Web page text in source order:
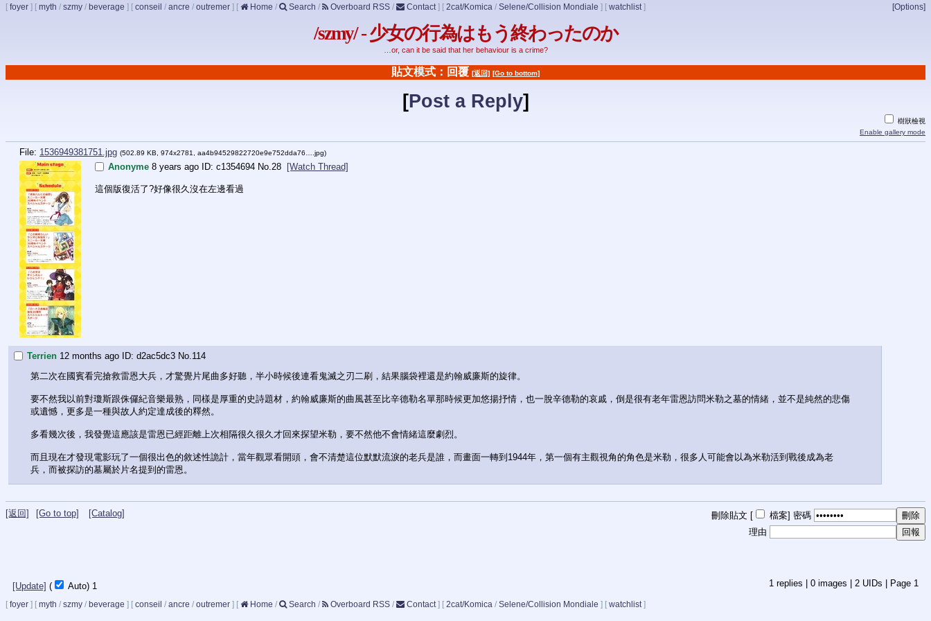
[ foyer ] [ myth / szmy / beverage ] [ conseil / ancre / outremer ] [ Home / Search / Overboard RSS / Contact] [ 2cat/Komica / Selene/Collision Mondiale ] [Options]
[ watchlist]
/szmy/ - 少女の行為はもう終わったのか
…or, can it be said that her behaviour is a crime?
貼文模式：回覆 [返回] [Go to bottom]
[Post a Reply]
樹狀檢視
Enable gallery mode
File: 1536949381751.jpg (502.89 KB, 974x2781, aa4b94529822720e9e752dda76….jpg)
Anonyme 8 years ago c1354694 No.28 [Watch Thread]
這個版復活了?好像很久沒在左邊看過
Terrien 12 months ago d2ac5dc3 No. 114
第二次在國賓看完搶救雷恩大兵，才驚覺片尾曲多好聽，半小時候後連看鬼滅之刃二刷，結果腦袋裡還是約翰威廉斯的旋律。
要不然我以前對瓊斯跟侏儸紀音樂最熟，同樣是厚重的史詩題材，約翰威廉斯的曲風甚至比辛德勒名單那時候更加悠揚抒情，也一脫辛德勒的哀戚，倒是很有老年雷恩訪問米勒之墓的情緒，並不是純然的悲傷
或遺憾，更多是一種與故人約定達成後的釋然。
多看幾次後，我發覺這應該是雷恩已經距離上次相隔很久很久才回來探望米勒，要不然他不會情緒這麼劇烈。
而且現在才發現電影玩了一個很出色的敘述性詭計，當年觀眾看開頭，會不清楚這位默默流淚的老兵是誰，而畫面一轉到1944年，第一個有主觀視角的角色是米勒，很多人可能會以為米勒活到戰後成為老
兵，而被探訪的墓屬於片名提到的雷恩。
[返回] [Go to top] [Catalog] 刪除貼文 [ 檔案] 密碼
理由
1 replies | 0 images | 2 UIDs | Page 1
[Update] ( Auto) 1
[ foyer ] [ myth / szmy / beverage ] [ conseil / ancre / outremer ] [ Home / Search / Overboard RSS / Contact ] [ 2cat/Komica / Selene/Collision Mondiale ] [ watchlist ]